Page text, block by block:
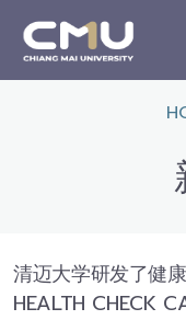
清迈大学研发了健
HEALTH CHECK